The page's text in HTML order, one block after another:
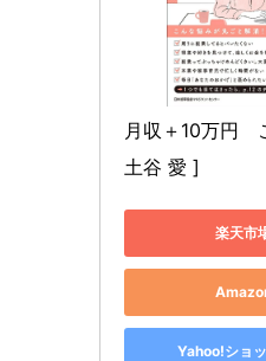
月収＋10万円
土谷 愛 ]
楽天市
Yahoo!ショ